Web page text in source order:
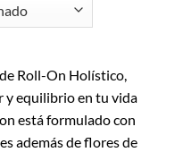
Roll-On Holístico,
y equilibrio en tu vida
está formulado con
además de flores de